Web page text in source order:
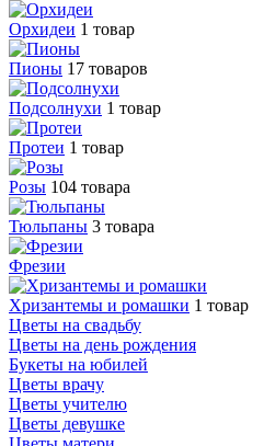
Орхидеи 1 товар
Пионы 17 товаров
Подсолнухи 1 товар
Протеи 1 товар
Розы 104 товара
Тюльпаны 3 товара
Фрезии
Хризантемы и ромашки 1 товар
Цветы на свадьбу
Цветы на день рождения
Букеты на юбилей
Цветы врачу
Цветы учителю
Цветы девушке